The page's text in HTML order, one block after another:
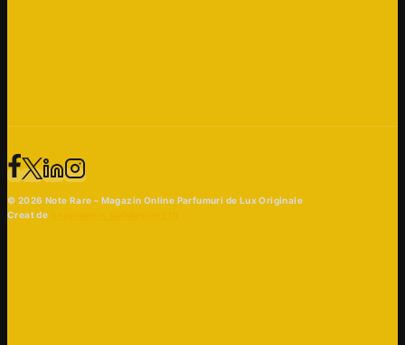
© 2026 Note Rare – Magazin Online Parfumuri de Lux Originale
Creat de